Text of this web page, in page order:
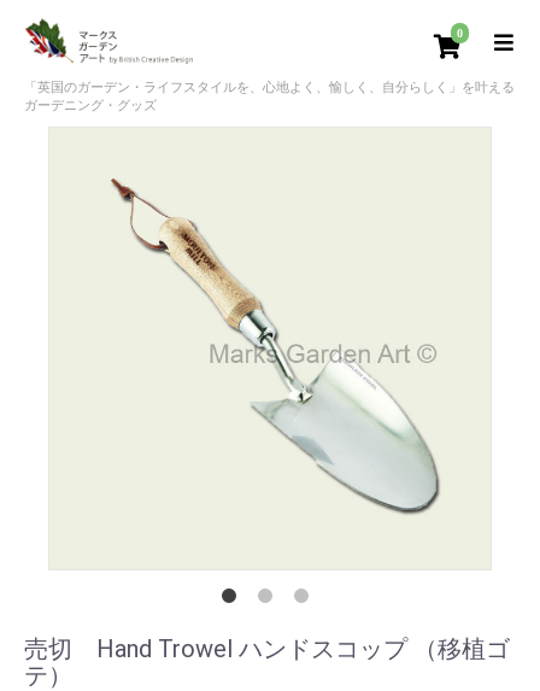
0
「英国のガーデン・ライフスタイルを、心地よく、愉しく、自分らしく」を叶える
ガーデニング・グッズ
売切 Hand Trowel ハンドスコップ （移植ゴ
テ）